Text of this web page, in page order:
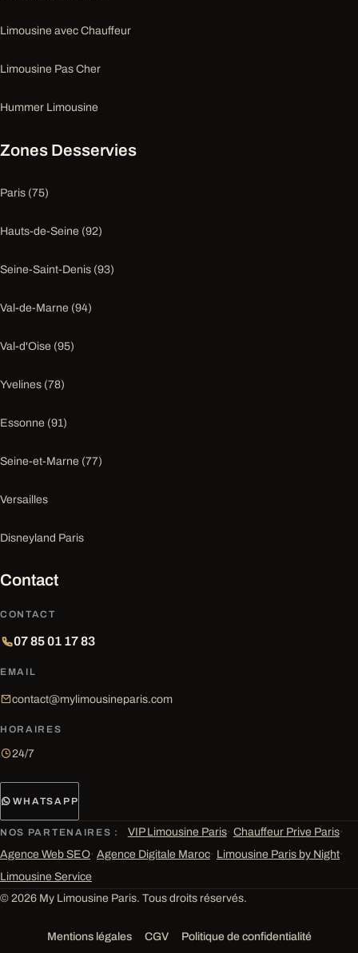
Limousine avec Chauffeur
Limousine Pas Cher
Hummer Limousine
Zones Desservies
Paris (75)
Hauts-de-Seine (92)
Seine-Saint-Denis (93)
Val-de-Marne (94)
Val-d'Oise (95)
Yvelines (78)
Essonne (91)
Seine-et-Marne (77)
Versailles
Disneyland Paris
Contact
CONTACT
07 85 01 17 83
EMAIL
contact@mylimousineparis.com
HORAIRES
24/7
WHATSAPP
NOS PARTENAIRES : VIP Limousine Paris· Chauffeur Prive Paris·
Agence Web SEO· Agence Digitale Maroc· Limousine Paris by Night·
Limousine Service
© 2026 My Limousine Paris. Tous droits réservés.
Mentions légales CGV Politique de confidentialité